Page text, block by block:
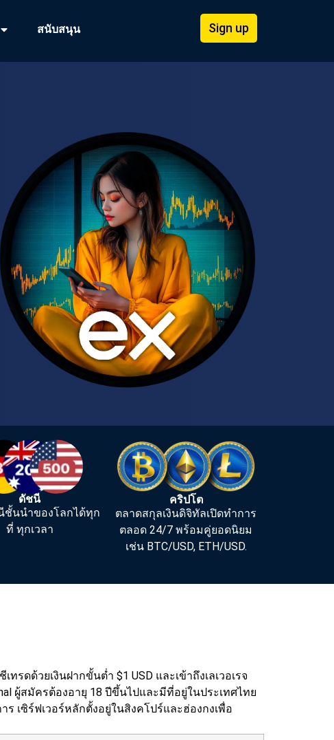
สนับสนุน Sign up
ดัชนี
ชั้นนำของโลกได้ทุก
ที่ ทุกเวลา
คริปโต
ตลาดสกุลเงินดิจิทัลเปิดทำการ
ตลอด 24/7 พร้อมคู่ยอดนิยม
เช่น BTC/USD, ETH/USD.
ดด้วยเงินฝากขั้นต่ำ $1 USD และเข้าถึงเลเวอเรจ
ผู้สมัครต้องอายุ 18 ปีขึ้นไปและมีที่อยู่ในประเทศไทย
เซิร์ฟเวอร์หลักตั้งอยู่ในสิงคโปร์และฮ่องกงเพื่อ